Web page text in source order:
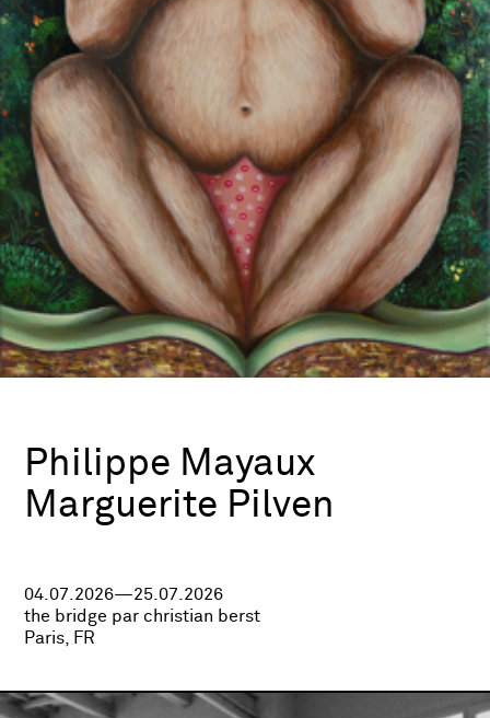
Philippe Mayaux
Marguerite Pilven
04.07.2026—25.07.2026
the bridge par christian berst
Paris, FR